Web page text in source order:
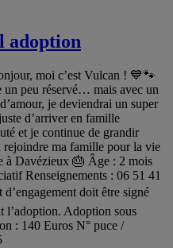
adoption
moi c’est Vulcan ! 💙🐾
un peu réservé… mais avec un
je deviendrai un super
d’arriver en famille
et je continue de grandir
rejoindre ma famille pour la vie
Davézieux 🎂 Âge : 2 mois
Renseignements : 06 51 41
doit être signé
l’adoption. Adoption sous
: 140 Euros N° puce /